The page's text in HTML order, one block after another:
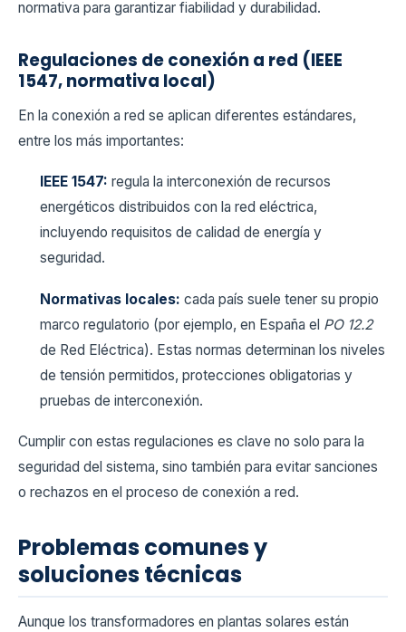
normativa para garantizar fiabilidad y durabilidad.
Regulaciones de conexión a red (IEEE
1547, normativa local)
En la conexión a red se aplican diferentes estándares,
entre los más importantes:
IEEE 1547: regula la interconexión de recursos
energéticos distribuidos con la red eléctrica,
incluyendo requisitos de calidad de energía y
seguridad.
Normativas locales: cada país suele tener su propio
marco regulatorio (por ejemplo, en España el PO 12.2
de Red Eléctrica). Estas normas determinan los niveles
de tensión permitidos, protecciones obligatorias y
pruebas de interconexión.
Cumplir con estas regulaciones es clave no solo para la
seguridad del sistema, sino también para evitar sanciones
o rechazos en el proceso de conexión a red.
Problemas comunes y
soluciones técnicas
Aunque los transformadores en plantas solares están